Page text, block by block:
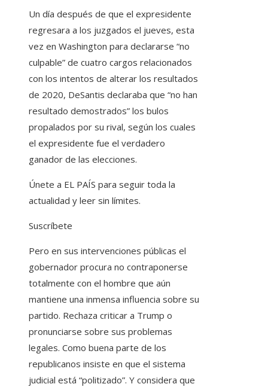
Un día después de que el expresidente
regresara a los juzgados el jueves, esta
vez en Washington para declararse “no
culpable” de cuatro cargos relacionados
con los intentos de alterar los resultados
de 2020, DeSantis declaraba que “no han
resultado demostrados” los bulos
propalados por su rival, según los cuales
el expresidente fue el verdadero
ganador de las elecciones.
Únete a EL PAÍS para seguir toda la
actualidad y leer sin límites.
Suscríbete
Pero en sus intervenciones públicas el
gobernador procura no contraponerse
totalmente con el hombre que aún
mantiene una inmensa influencia sobre su
partido. Rechaza criticar a Trump o
pronunciarse sobre sus problemas
legales. Como buena parte de los
republicanos insiste en que el sistema
judicial está “politizado”. Y considera que